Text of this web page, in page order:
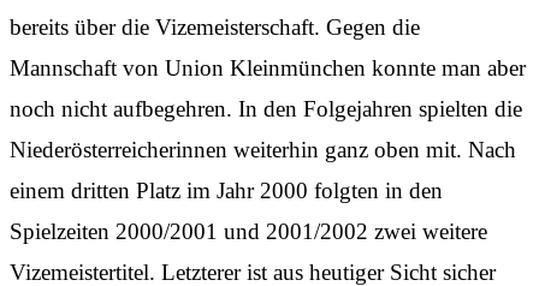
bereits über die Vizemeisterschaft. Gegen die
Mannschaft von Union Kleinmünchen konnte man aber
noch nicht aufbegehren. In den Folgejahren spielten die
Niederösterreicherinnen weiterhin ganz oben mit. Nach
einem dritten Platz im Jahr 2000 folgten in den
Spielzeiten 2000/2001 und 2001/2002 zwei weitere
Vizemeistertitel. Letzterer ist aus heutiger Sicht sicher